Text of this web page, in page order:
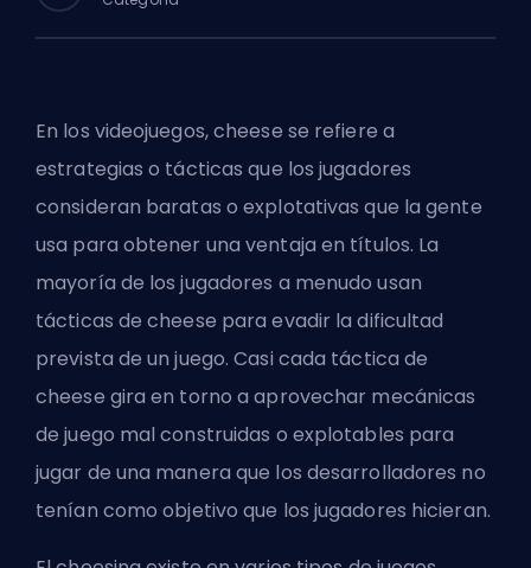
En los videojuegos, cheese se refiere a
estrategias o tácticas que los jugadores
consideran baratas o explotativas que la gente
usa para obtener una ventaja en títulos. La
mayoría de los jugadores a menudo usan
tácticas de cheese para evadir la dificultad
prevista de un juego. Casi cada táctica de
cheese gira en torno a aprovechar mecánicas
de juego mal construidas o explotables para
jugar de una manera que los desarrolladores no
tenían como objetivo que los jugadores hicieran.